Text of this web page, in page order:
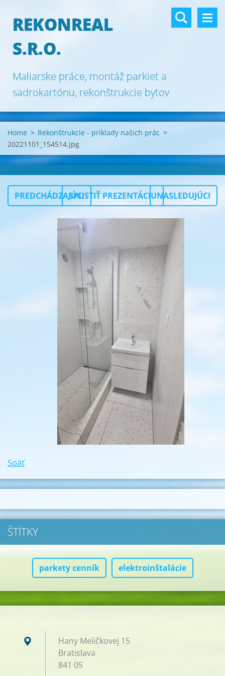
REKONREAL
S.R.O.
Maliarske práce, montáž parkiet a
sadrokartónu, rekonštrukcie bytov
Bratislava.
Home > Rekonštrukcie - príklady našich prác >
20221101_154514.jpg
PREDCHÁDZAJÚCISPUSTIŤ PREZENTÁCIUNASLEDUJÚCI
Späť
ŠTÍTKY
parkety cenník elektroinštalácie
Hany Meličkovej 15
Bratislava
841 05